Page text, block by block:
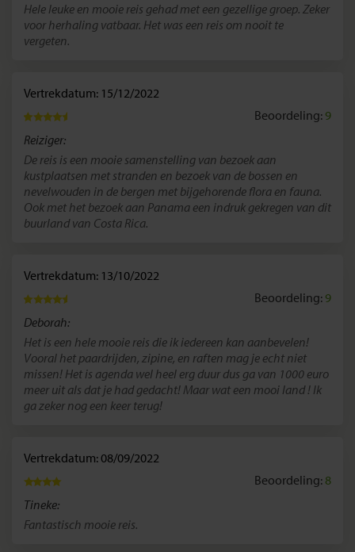
Hele leuke en mooie reis gehad met een gezellige groep. Zeker
voor herhaling vatbaar. Het was een reis om nooit te
vergeten.
Vertrekdatum: 15/12/2022
Beoordeling: 9
Reiziger:
De reis is een mooie samenstelling van bezoek aan
kustplaatsen met stranden en bezoek van de bossen en
nevelwouden in de bergen met bijgehorende flora en fauna.
Ook met het bezoek aan Panama een indruk gekregen van dit
buurland van Costa Rica.
Vertrekdatum: 13/10/2022
Beoordeling: 9
Deborah:
Het is een hele mooie reis die ik iedereen kan aanbevelen!
Vooral het paardrijden, zipine, en raften mag je echt niet
missen! Het is agenda wel heel erg duur dus ga van 1000 euro
meer uit als dat je had gedacht! Maar wat een mooi land ! Ik
ga zeker nog een keer terug!
Vertrekdatum: 08/09/2022
Beoordeling: 8
Tineke:
Fantastisch mooie reis.